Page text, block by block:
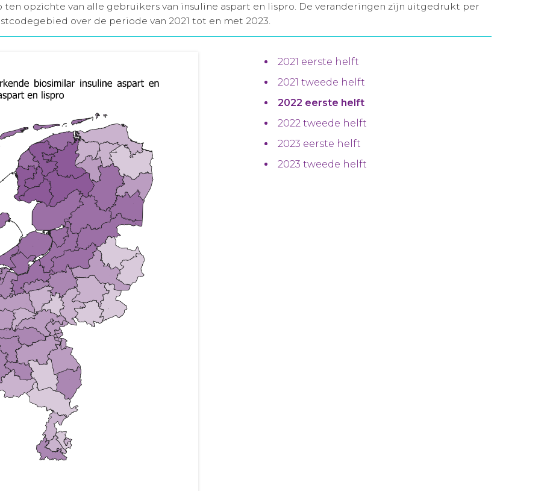
ten opzichte van alle gebruikers van insuline aspart en lispro. De veranderingen zijn uitgedrukt per
over de periode van 2021 tot en met 2023.
2021 eerste helft
2021 tweede helft
2022 eerste helft
2022 tweede helft
2023 eerste helft
2023 tweede helft